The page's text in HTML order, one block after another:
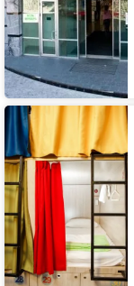
GoodHostel